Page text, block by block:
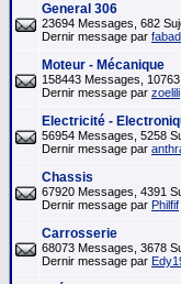
General 306
23694 Messages, 682
Dernir message par
Moteur - Mécanique
158443 Messages,
Dernir message par zoelili
Electricité -
56954 Messages, 5258
Dernir message par
Chassis
67920 Messages, 4391
Dernir message par Philfif
Carrosserie
68073 Messages, 3678
Dernir message par